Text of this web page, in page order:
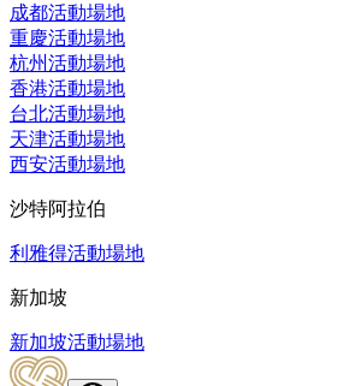
成都活動場地
重慶活動場地
杭州活動場地
香港活動場地
台北活動場地
天津活動場地
西安活動場地
沙特阿拉伯
利雅得活動場地
新加坡
新加坡活動場地